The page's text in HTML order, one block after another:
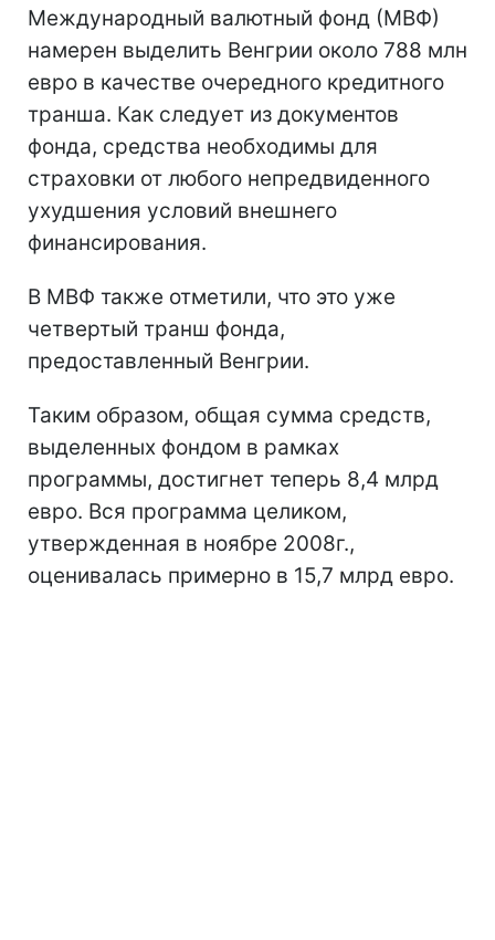
Международный валютный фонд (МВФ)
намерен выделить Венгрии около 788 млн
евро в качестве очередного кредитного
транша. Как следует из документов
фонда, средства необходимы для
страховки от любого непредвиденного
ухудшения условий внешнего
финансирования.
В МВФ также отметили, что это уже
четвертый транш фонда,
предоставленный Венгрии.
Таким образом, общая сумма средств,
выделенных фондом в рамках
программы, достигнет теперь 8,4 млрд
евро. Вся программа целиком,
утвержденная в ноябре 2008г.,
оценивалась примерно в 15,7 млрд евро.